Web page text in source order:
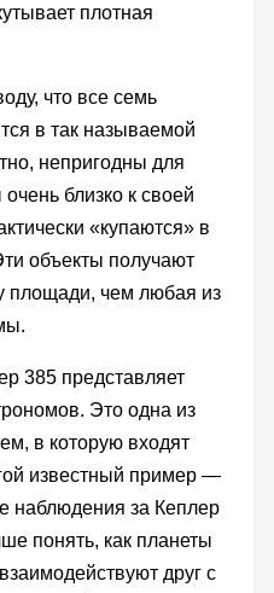
плотная
что все семь
в так называемой
непригодны для
близко к своей
«купаются» в
объекты получают
площади, чем любая из
385 представляет
Это одна из
в которую входят
известный пример —
наблюдения за Кеплер
понять, как планеты
друг с